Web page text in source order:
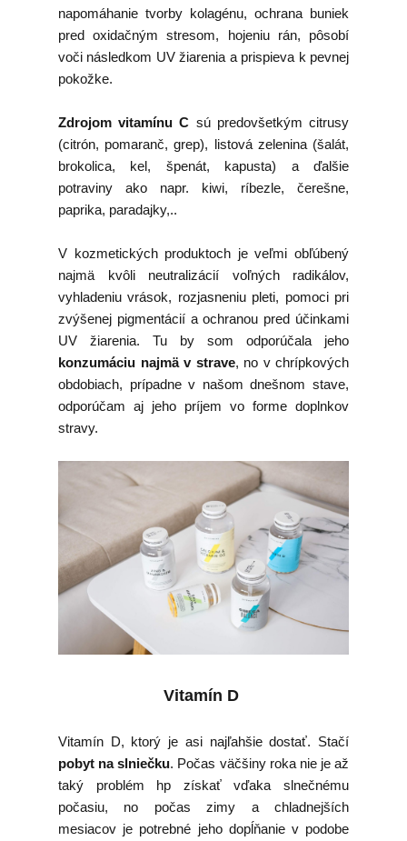
napomáhanie tvorby kolagénu, ochrana buniek
pred oxidačným stresom, hojeniu rán, pôsobí
voči následkom UV žiarenia a prispieva k pevnej
pokožke.
Zdrojom vitamínu C sú predovšetkým citrusy
(citrón, pomaranč, grep), listová zelenina (šalát,
brokolica, kel, špenát, kapusta) a ďalšie
potraviny ako napr. kiwi, ríbezle, čerešne,
paprika, paradajky,..
V kozmetických produktoch je veľmi obľúbený
najmä kvôli neutralizácií voľných radikálov,
vyhladeniu vrások, rozjasneniu pleti, pomoci pri
zvýšenej pigmentácií a ochranou pred účinkami
UV žiarenia. Tu by som odporúčala jeho
konzumáciu najmä v strave, no v chrípkových
obdobiach, prípadne v našom dnešnom stave,
odporúčam aj jeho príjem vo forme doplnkov
stravy.
Vitamín D
Vitamín D, ktorý je asi najľahšie dostať. Stačí
pobyt na slniečku. Počas väčšiny roka nie je až
taký problém hp získať vďaka slnečnému
počasiu, no počas zimy a chladnejších
mesiacov je potrebné jeho dopĺňanie v podobe